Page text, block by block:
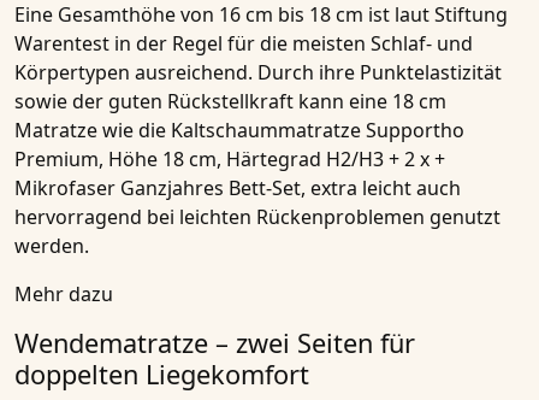
Eine Gesamthöhe von 16 cm bis 18 cm ist laut Stiftung
Warentest in der Regel für die meisten Schlaf- und
Körpertypen ausreichend. Durch ihre Punktelastizität
sowie der guten Rückstellkraft kann eine 18 cm
Matratzewie die Kaltschaummatratze Supportho
Premium, Höhe 18 cm, Härtegrad H2/H3 + 2 x +
Mikrofaser Ganzjahres Bett-Set, extra leichtauch
hervorragend bei leichten Rückenproblemen genutzt
werden.
Mehr dazu
Wendematratze – zwei Seiten für
doppelten Liegekomfort